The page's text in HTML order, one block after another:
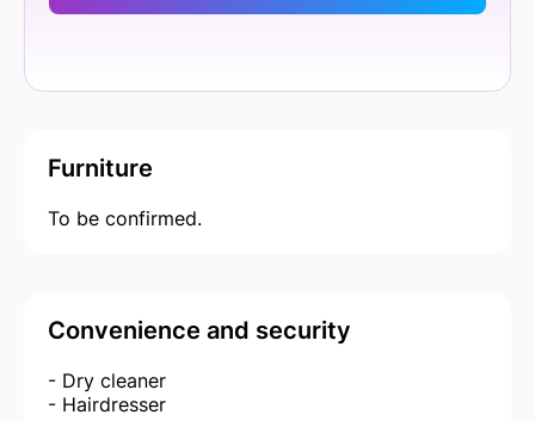
Furniture
To be confirmed.
Convenience and security
- Dry cleaner
- Hairdresser